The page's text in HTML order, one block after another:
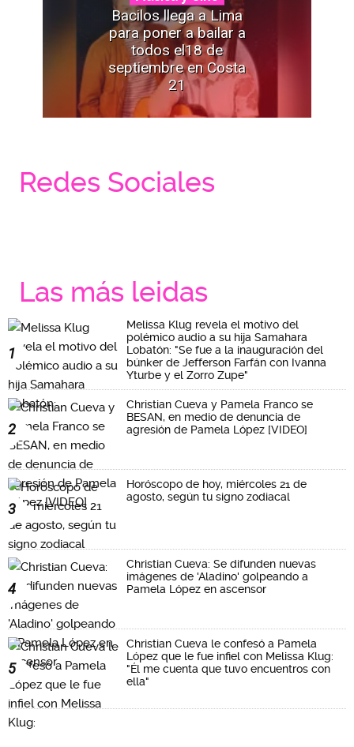
Bacilos llega a Lima
para poner a bailar a
todos el18 de
septiembre en Costa
21
Redes Sociales
Las más leidas
1
Melissa Klug revela el motivo del
polémico audio a su hija Samahara
Lobatón: "Se fue a la inauguración del
búnker de Jefferson Farfán con Ivanna
Yturbe y el Zorro Zupe"
2
Christian Cueva y Pamela Franco se
BESAN, en medio de denuncia de
agresión de Pamela López [VIDEO]
3
Horóscopo de hoy, miércoles 21 de
agosto, según tu signo zodiacal
4
Christian Cueva: Se difunden nuevas
imágenes de 'Aladino' golpeando a
Pamela López en ascensor
5
Christian Cueva le confesó a Pamela
López que le fue infiel con Melissa Klug:
"Él me cuenta que tuvo encuentros con
ella"